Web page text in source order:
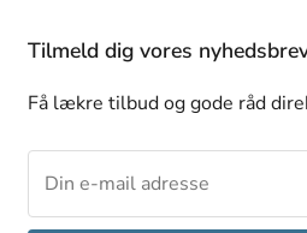
Tilmeld dig vores
Få lækre tilbud og gode råd